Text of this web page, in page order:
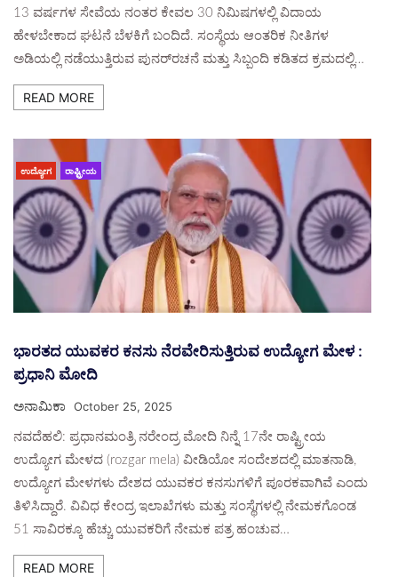
13 ವರ್ಷಗಳ ಸೇವೆಯ ನಂತರ ಕೇವಲ 30 ನಿಮಿಷಗಳಲ್ಲಿ ವಿದಾಯ
ಹೇಳಬೇಕಾದ ಘಟನೆ ಬೆಳಕಿಗೆ ಬಂದಿದೆ. ಸಂಸ್ಥೆಯ ಆಂತರಿಕ ನೀತಿಗಳ
ಅಡಿಯಲ್ಲಿ ನಡೆಯುತ್ತಿರುವ ಪುನರ್‌ರಚನೆ ಮತ್ತು ಸಿಬ್ಬಂದಿ ಕಡಿತದ ಕ್ರಮದಲ್ಲಿ…
READ MORE
ಉದ್ಯೋಗ ರಾಷ್ಟ್ರೀಯ
ಭಾರತದ ಯುವಕರ ಕನಸು ನೆರವೇರಿಸುತ್ತಿರುವ ಉದ್ಯೋಗ ಮೇಳ :
ಪ್ರಧಾನಿ ಮೋದಿ
ಅನಾಮಿಕಾ October 25, 2025
ನವದೆಹಲಿ: ಪ್ರಧಾನಮಂತ್ರಿ ನರೇಂದ್ರ ಮೋದಿ ನಿನ್ನೆ 17ನೇ ರಾಷ್ಟ್ರೀಯ
ಉದ್ಯೋಗ ಮೇಳದ (rozgar mela) ವೀಡಿಯೋ ಸಂದೇಶದಲ್ಲಿ ಮಾತನಾಡಿ,
ಉದ್ಯೋಗ ಮೇಳಗಳು ದೇಶದ ಯುವಕರ ಕನಸುಗಳಿಗೆ ಪೂರಕವಾಗಿವೆ ಎಂದು
ತಿಳಿಸಿದ್ದಾರೆ. ವಿವಿಧ ಕೇಂದ್ರ ಇಲಾಖೆಗಳು ಮತ್ತು ಸಂಸ್ಥೆಗಳಲ್ಲಿ ನೇಮಕಗೊಂಡ
51 ಸಾವಿರಕ್ಕೂ ಹೆಚ್ಚು ಯುವಕರಿಗೆ ನೇಮಕ ಪತ್ರ ಹಂಚುವ…
READ MORE